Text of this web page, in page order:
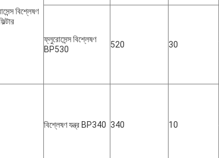
বিশ্লেষণ
ফ্লুরোসেন্স বিশ্লেষণ
BP530
520 30
বিশ্লেষণ যন্ত্র BP340 340 10